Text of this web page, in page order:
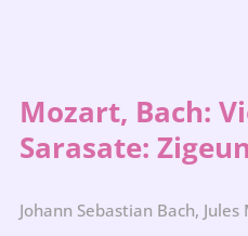
Mozart, Bach:
Sarasate:
Johann Sebastian Bach,